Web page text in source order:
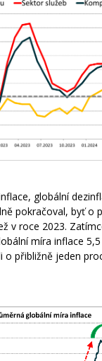
globální
pokračoval, byť o
v roce 2023.
míra inflace
přibližně jeden